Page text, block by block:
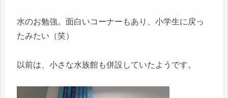
水のお勉強。面白いコーナーもあり、小学生に戻っ
たみたい（笑）
以前は、小さな水族館も併設していたようです。